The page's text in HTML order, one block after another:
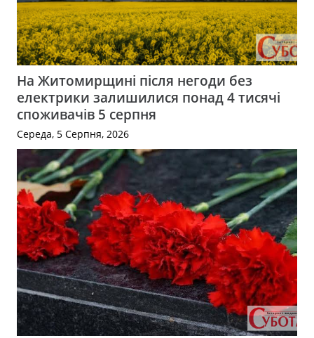
На Житомирщині після негоди без
електрики залишилися понад 4 тисячі
споживачів 5 серпня
Середа, 5 Серпня, 2026